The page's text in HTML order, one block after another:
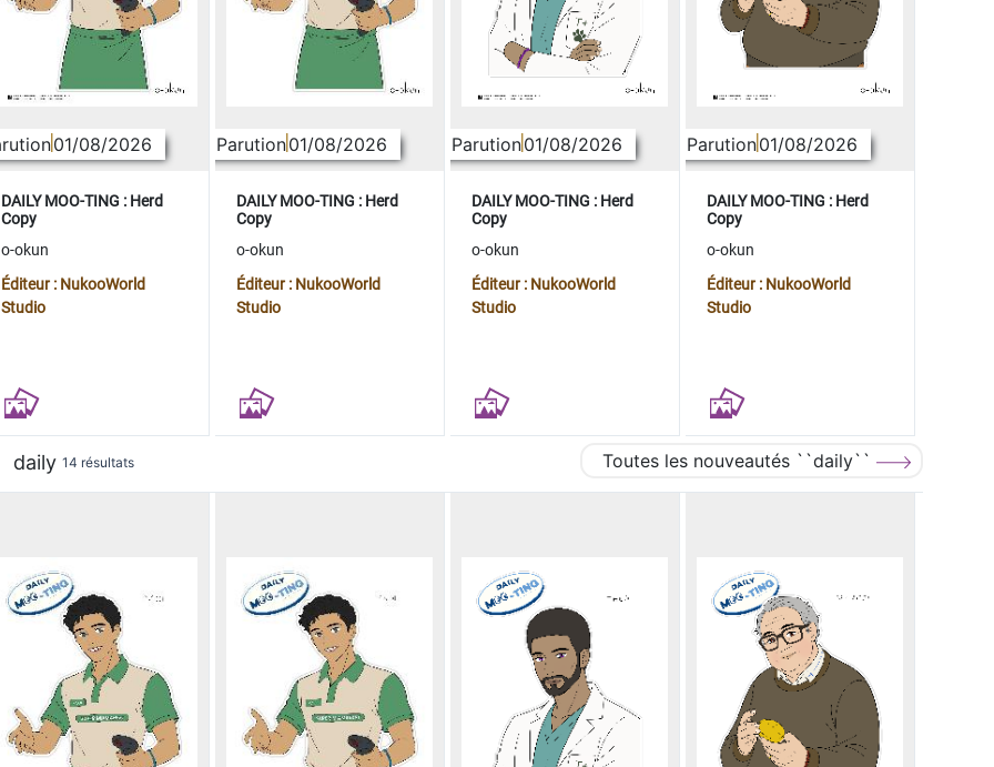
01/08/2026
DAILY MOO-TING : Herd
Copy
o-okun
Éditeur : NukooWorld
Studio
Parution01/08/2026
DAILY MOO-TING : Herd
Copy
o-okun
Éditeur : NukooWorld
Studio
Parution01/08/2026
DAILY MOO-TING : Herd
Copy
o-okun
Éditeur : NukooWorld
Studio
Parution01/08/2026
DAILY MOO-TING : Herd
Copy
o-okun
Éditeur : NukooWorld
Studio
daily 14 résultats Toutes les nouveautés ``daily``